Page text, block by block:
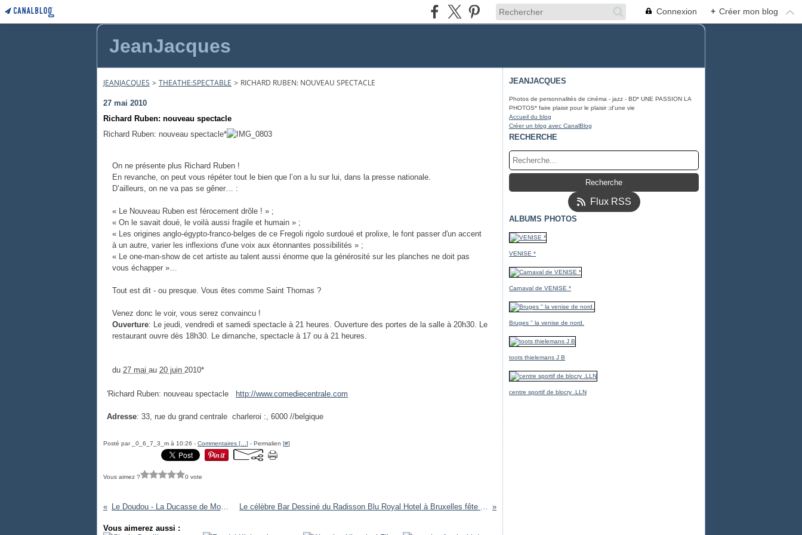
Connexion + Créer mon blog
JeanJacques
JEANJACQUES > THEATHE:SPECTABLE > RICHARD RUBEN: NOUVEAU SPECTACLE
27 mai 2010
Richard Ruben: nouveau spectacle
Richard Ruben: nouveau spectacle*
On ne présente plus Richard Ruben !
En revanche, on peut vous répéter tout le bien que l’on a lu sur lui, dans la presse nationale.
D’ailleurs, on ne va pas se gêner… :
« Le Nouveau Ruben est férocement drôle ! » ;
« On le savait doué, le voilà aussi fragile et humain » ;
« Les origines anglo-égypto-franco-belges de ce Fregoli rigolo surdoué et prolixe, le font passer d'un accent
à un autre, varier les inflexions d'une voix aux étonnantes possibilités » ;
« Le one-man-show de cet artiste au talent aussi énorme que la générosité sur les planches ne doit pas
vous échapper »…
Tout est dit - ou presque. Vous êtes comme Saint Thomas ?
Venez donc le voir, vous serez convaincu !
Ouverture: Le jeudi, vendredi et samedi spectacle à 21 heures. Ouverture des portes de la salle à 20h30. Le
restaurant ouvre dès 18h30. Le dimanche, spectacle à 17 ou à 21 heures.
du 27 mai au 20 juin 2010*
'Richard Ruben: nouveau spectacle http://www.comediecentrale.com
Adresse: 33, rue du grand centrale charleroi :, 6000 //belgique
Posté par _0_6_7_3_m à 10:26 - Commentaires [ ] - Permalien [#]
Vous aimez ? 0 vote
Le Doudou - La Ducasse de Mons : belgique Le célèbre Bar Dessiné du Radisson Blu Royal Hotel à Bruxelles fête ses 20 ans!: belgique
Vous aimerez aussi :
JEANJACQUES
Photos de personnalités de cinéma - jazz - BD* UNE PASSION LA
PHOTOS* faire plaisir pour le plaisir ;d'une vie
Accueil du blog
Créer un blog avec CanalBlog
RECHERCHE
Flux RSS
ALBUMS PHOTOS
VENISE *
Carnaval de VENISE *
Bruges '' la venise de nord.
toots thielemans J B
centre sportif de blocry .LLN